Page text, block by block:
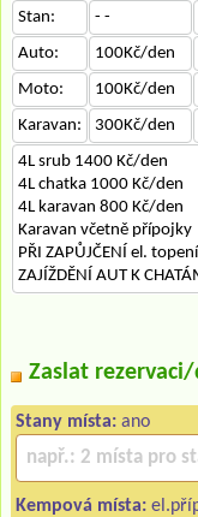
Stan: - -
Auto:
100Kč/den
Moto:
100Kč/den
Karavan:
300Kč/den
4L srub 1400 Kč/den
4L chatka 1000 Kč/den
4L karavan 800 Kč/den
Karavan včetně přípojky
PŘI ZAPŮJČENÍ el.
ZAJÍŽDĚNÍ AUT K
Zaslat
Stany místa: ano
Kempová místa: